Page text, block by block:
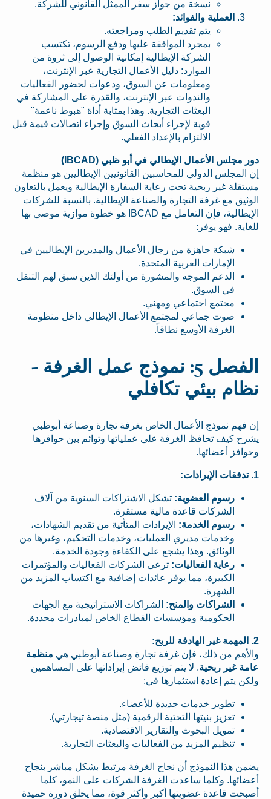
نسخة من جواز سفر الممثل القانوني للشركة.
العملية والفوائد:
يتم تقديم الطلب ومراجعته.
بمجرد الموافقة عليها ودفع الرسوم، تكتسب
الشركة الإيطالية إمكانية الوصول إلى ثروة من
الموارد: دليل الأعمال التجارية عبر الإنترنت،
ومعلومات عن السوق، ودعوات لحضور الفعاليات
والندوات عبر الإنترنت، والقدرة على المشاركة في
البعثات التجارية. وهذا بمثابة أداة "هبوط ناعمة"
قوية لإجراء أبحاث السوق وإجراء اتصالات قيمة قبل
الالتزام بالإعداد الفعلي.
دور مجلس الأعمال الإيطالي في أبو ظبي (IBCAD)
إن المجلس الدولي للمحاسبين القانونيين الإيطاليين هو منظمة
مستقلة غير ربحية تحت رعاية السفارة الإيطالية ويعمل بالتعاون
الوثيق مع غرفة التجارة والصناعة الإيطالية. بالنسبة للشركات
الإيطالية، فإن التعامل مع IBCAD هو خطوة موازية موصى بها
للغاية. فهو يوفر:
شبكة جاهزة من رجال الأعمال والمديرين الإيطاليين في
الإمارات العربية المتحدة.
الدعم الموجه والمشورة من أولئك الذين سبق لهم التنقل
في السوق.
مجتمع اجتماعي ومهني.
صوت جماعي لمجتمع الأعمال الإيطالي داخل منظومة
الغرفة الأوسع نطاقاً.
الفصل 5: نموذج عمل الغرفة -
نظام بيئي تكافلي
إن فهم نموذج الأعمال الخاص بغرفة تجارة وصناعة أبوظبي
يشرح كيف تحافظ الغرفة على عملياتها وتوائم بين حوافزها
وحوافز أعضائها.
1. تدفقات الإيرادات:
رسوم العضوية: تشكل الاشتراكات السنوية من آلاف
الشركات قاعدة مالية مستقرة.
رسوم الخدمة: الإيرادات المتأتية من تقديم الشهادات،
وخدمات مديري العمليات، وخدمات التحكيم، وغيرها من
الوثائق. وهذا يشجع على الكفاءة وجودة الخدمة.
رعاية الفعاليات: ترعى الشركات الفعاليات والمؤتمرات
الكبيرة، مما يوفر عائدات إضافية مع اكتساب المزيد من
الشهرة.
الشراكات والمنح: الشراكات الاستراتيجية مع الجهات
الحكومية ومؤسسات القطاع الخاص لمبادرات محددة.
2. المهمة غير الهادفة للربح:
والأهم من ذلك، فإن غرفة تجارة وصناعة أبوظبي هي منظمة
عامة غير ربحية. لا يتم توزيع فائض إيراداتها على المساهمين
ولكن يتم إعادة استثمارها في:
تطوير خدمات جديدة للأعضاء.
تعزيز بنيتها التحتية الرقمية (مثل منصة تيجارتي).
تمويل البحوث والتقارير الاقتصادية.
تنظيم المزيد من الفعاليات والبعثات التجارية.
يضمن هذا النموذج أن نجاح الغرفة مرتبط بشكل مباشر بنجاح
أعضائها. وكلما ساعدت الغرفة الشركات على النمو، كلما
أصبحت قاعدة عضويتها أكبر وأكثر قوة، مما يخلق دورة حميدة